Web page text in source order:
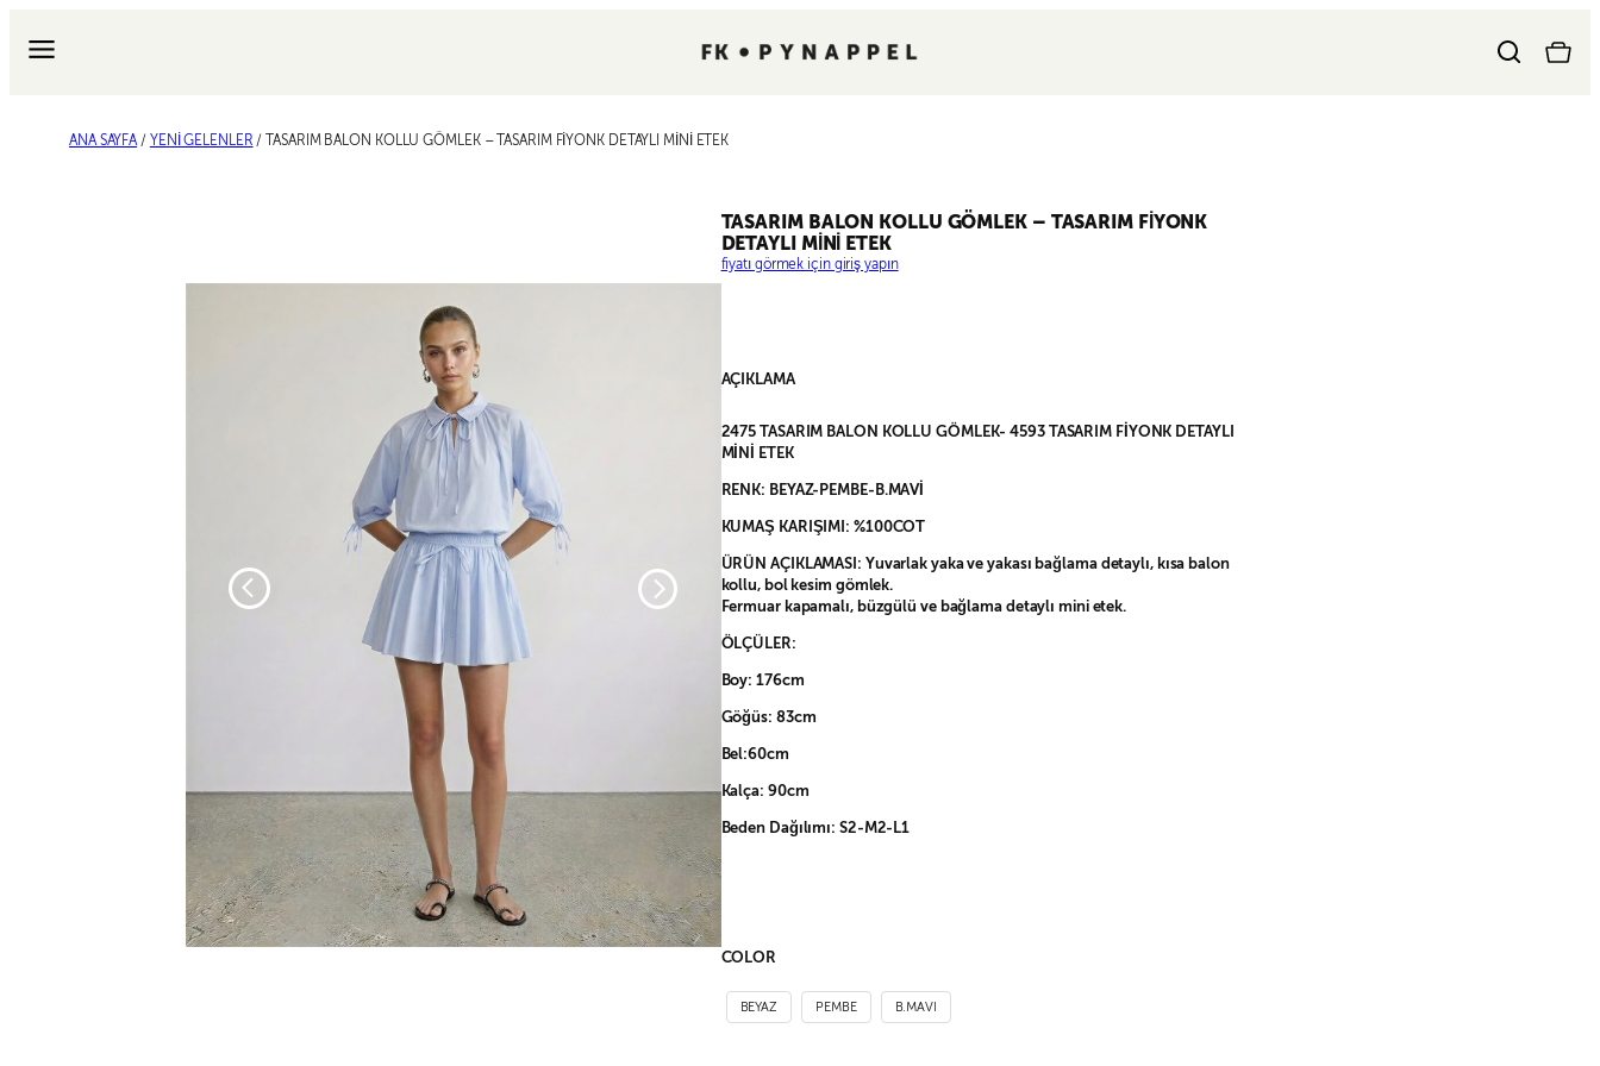
geç
ANA SAYFA / YENI GELENLER / TASARIM BALON KOLLU GÖMLEK – TASARIM FİYONK DETAYLI MİNİ ETEK
TASARIM BALON KOLLU GÖMLEK – TASARIM FİYONK
DETAYLI MİNİ ETEK
fiyatı görmek için giriş yapın
AÇIKLAMA
2475 TASARIM BALON KOLLU GÖMLEK- 4593 TASARIM FİYONK DETAYLI
MİNİ ETEK
RENK: BEYAZ-PEMBE-B.MAVİ
KUMAŞ KARIŞIMI: %100COT
ÜRÜN AÇIKLAMASI: Yuvarlak yaka ve yakası bağlama detaylı, kısa balon
kollu, bol kesim gömlek.
Fermuar kapamalı, büzgülü ve bağlama detaylı mini etek.
ÖLÇÜLER:
Boy: 176cm
Göğüs: 83cm
Bel:60cm
Kalça: 90cm
Beden Dağılımı: S2-M2-L1
COLOR
BEYAZ PEMBE B.MAVI